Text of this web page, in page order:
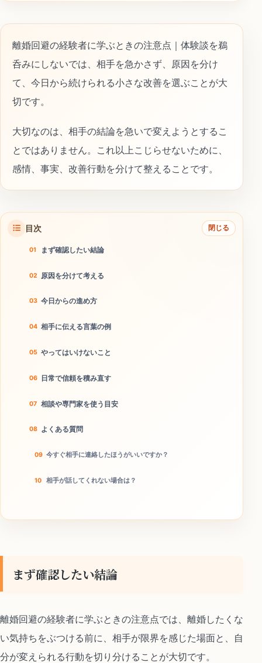
離婚回避の経験者に学ぶときの注意点｜体験談を鵜
呑みにしないでは、相手を急かさず、原因を分け
て、今日から続けられる小さな改善を選ぶことが大
切です。
大切なのは、相手の結論を急いで変えようとするこ
とではありません。これ以上こじらせないために、
感情、事実、改善行動を分けて整えることです。
目次 閉じる
まず確認したい結論
原因を分けて考える
今日からの進め方
相手に伝える言葉の例
やってはいけないこと
日常で信頼を積み直す
相談や専門家を使う目安
よくある質問
今すぐ相手に連絡したほうがいいですか？
相手が話してくれない場合は？
まず確認したい結論
離婚回避の経験者に学ぶときの注意点では、離婚したくな
い気持ちをぶつける前に、相手が限界を感じた場面と、自
分が変えられる行動を切り分けることが大切です。